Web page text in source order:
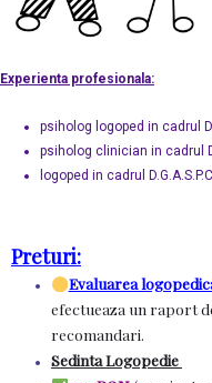
Experienta profesionala:
psiholog logoped in cadrul
psiholog clinician in cadrul
logoped in cadrul
Preturi:
Evaluarea
efectueaza un raport
recomandari.
Sedinta Logopedie